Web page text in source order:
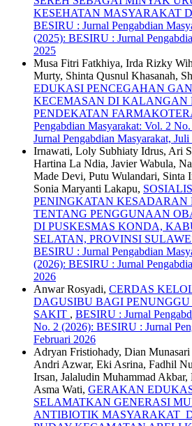
KESEHATAN MASYARAKAT
BESIRU : Jurnal Pengabdian
(2025): BESIRU : Jurnal
2025
Musa Fitri Fatkhiya, Irda Rizky
Murty, Shinta Qusnul Khasanah,
EDUKASI PENCEGAHAN
KECEMASAN DI KALANGAN
PENDEKATAN
Pengabdian Masyarakat: Vol. 2
Jurnal Pengabdian Masyarakat, Juli
Irnawati, Loly Subhiaty Idrus, Ari
Hartina La Ndia, Javier Wabula,
Made Devi, Putu Wulandari, Sinta
Sonia Maryanti Lakapu,
PENINGKATAN KESADARAN
TENTANG PENGGUNAAN
DI PUSKESMAS KONDA,
SELATAN, PROVINSI
BESIRU : Jurnal Pengabdian
(2026): BESIRU : Jurnal
2026
Anwar Rosyadi, CERDAS
DAGUSIBU BAGI
SAKIT , BESIRU : Jurnal
No. 2 (2026): BESIRU : Jurnal
Februari 2026
Adryan Fristiohady, Dian
Andri Azwar, Eki Asrina, Fadhil
Irsan, Jalaludin Muhammad
Asma Wati, GERAKAN
SELAMATKAN GENERASI
ANTIBIOTIK MASYARAKAT